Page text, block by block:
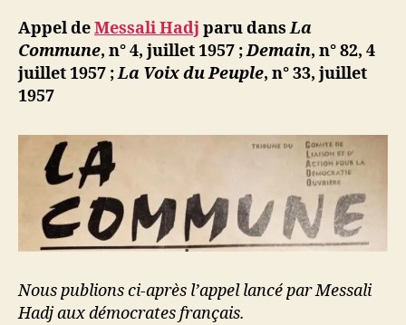
ji
Appel deMessali Hadj paru dansLa
Commune, n° 4, juillet 1957 ;Demain, n° 82, 4
juillet 1957 ;La Voix du Peuple, n° 33, juillet
1957
Nous publions ci-après l’appel lancé par Messali
Hadj aux démocrates français.